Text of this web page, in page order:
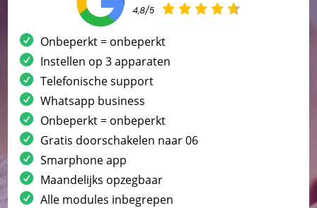
Onbeperkt = onbeperkt
Instellen op 3 apparaten
Telefonische support
Whatsapp business
Onbeperkt = onbeperkt
Gratis doorschakelen naar 06
Smarphone app
Maandelijks opzegbaar
Alle modules inbegrepen